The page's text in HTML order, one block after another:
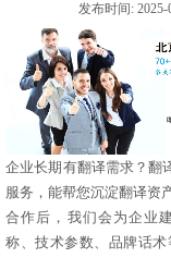
发布时间: 2025-
企业长期有翻译需求？翻
服务，能帮您沉淀翻译资
合作后，我们会为企业
称、技术参数、品牌话